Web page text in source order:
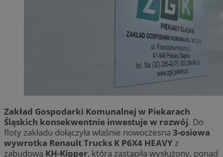
Zakład Gospodarki Komunalnej w Piekarach
Śląskich konsekwentnie inwestuje w rozwój. Do
floty zakładu dołączyła właśnie nowoczesna 3-osiowa
wywrotka Renault Trucks K P6X4 HEAVYz
zabudową KH-Kipper, która zastąpiła wysłużony, ponad